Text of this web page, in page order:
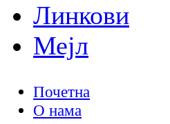
Линкови
Мејл
Почетна
О нама